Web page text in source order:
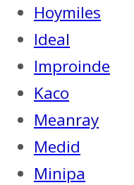
Hoymiles
Ideal
Improinde
Kaco
Meanray
Medid
Minipa